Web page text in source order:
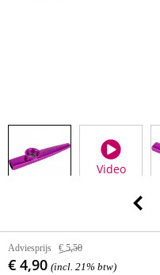
Video
Adviesprijs € 5,50
€ 4,90 (incl. 21% btw)